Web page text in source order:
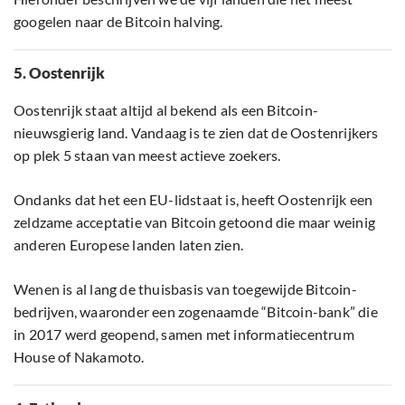
googelen naar de Bitcoin halving.
5. Oostenrijk
Oostenrijk staat altijd al bekend als een Bitcoin-
nieuwsgierig land. Vandaag is te zien dat de Oostenrijkers
op plek 5 staan van meest actieve zoekers.
Ondanks dat het een EU-lidstaat is, heeft Oostenrijk een
zeldzame acceptatie van Bitcoin getoond die maar weinig
anderen Europese landen laten zien.
Wenen is al lang de thuisbasis van toegewijde Bitcoin-
bedrijven, waaronder een zogenaamde “Bitcoin-bank” die
in 2017 werd geopend, samen met informatiecentrum
House of Nakamoto.